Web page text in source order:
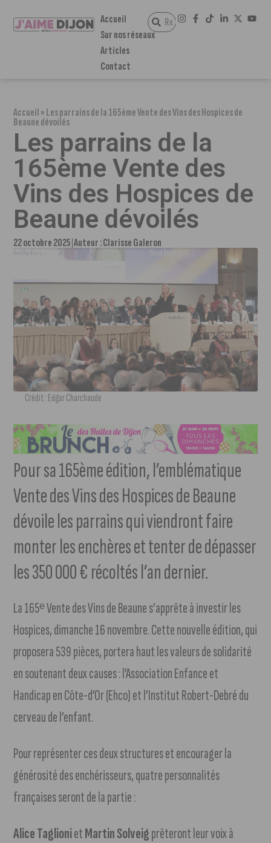
Accueil
Sur nos réseaux
Articles
Contact
Accueil»Les parrains de la 165ème Vente des Vins des Hospices de
Beaune dévoilés
Les parrains de la
165ème Vente des
Vins des Hospices de
Beaune dévoilés
22 octobre 2025 Auteur :Clarisse Galeron
Crédit : Edgar Charchaude
Pour sa 165ème édition, l’emblématique
Vente des Vins des Hospices de Beaune
dévoile les parrains qui viendront faire
monter les enchères et tenter de dépasser
les 350 000 € récoltés l’an dernier.
La 165ᵉ Vente des Vins de Beaune s’apprête à investir les
Hospices, dimanche 16 novembre. Cette nouvelle édition, qui
proposera 539 pièces, portera haut les valeurs de solidarité
en soutenant deux causes : l’Association Enfance et
Handicap en Côte-d’Or (Ehco) et l’Institut Robert-Debré du
cerveau de l’enfant.
Pour représenter ces deux structures et encourager la
générosité des enchérisseurs, quatre personnalités
françaises seront de la partie :
Alice TaglionietMartin Solveigprêteront leur voix à